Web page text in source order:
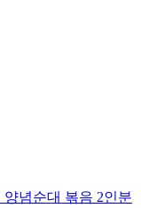
념순대 볶음 2인분